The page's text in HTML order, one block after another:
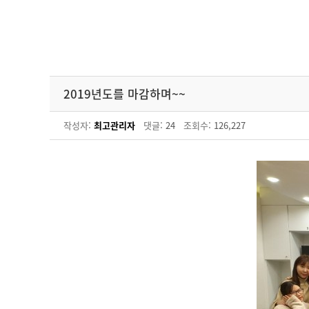
2019년도를 마감하며~~
작성자: 최고관리자 댓글: 24 조회수: 126,227